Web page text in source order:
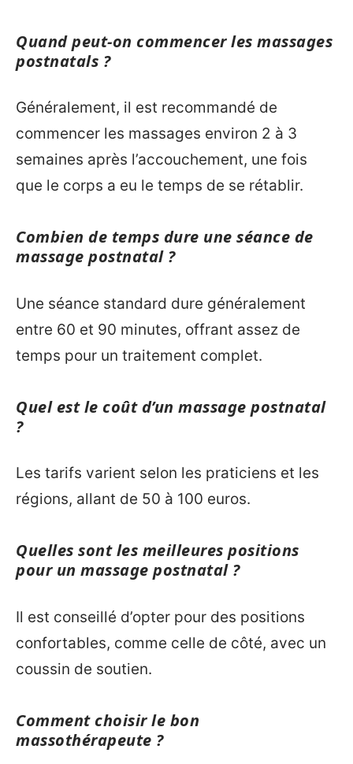
Quand peut-on commencer les massages
postnatals ?
Généralement, il est recommandé de
commencer les massages environ 2 à 3
semaines après l’accouchement, une fois
que le corps a eu le temps de se rétablir.
Combien de temps dure une séance de
massage postnatal ?
Une séance standard dure généralement
entre 60 et 90 minutes, offrant assez de
temps pour un traitement complet.
Quel est le coût d’un massage postnatal
?
Les tarifs varient selon les praticiens et les
régions, allant de 50 à 100 euros.
Quelles sont les meilleures positions
pour un massage postnatal ?
Il est conseillé d’opter pour des positions
confortables, comme celle de côté, avec un
coussin de soutien.
Comment choisir le bon
massothérapeute ?